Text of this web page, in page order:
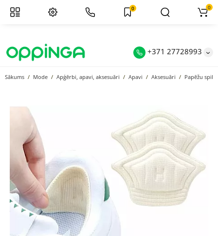
+371 27728993
0 0
Sākums Mode Apģērbi, apavi, aksesuāri Apavi Aksesuāri Papēžu